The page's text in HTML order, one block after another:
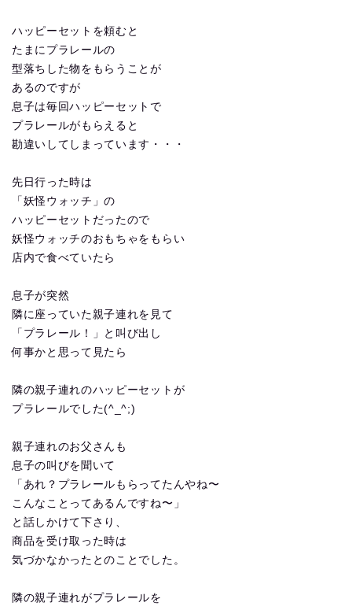
ハッピーセットを頼むと
たまにプラレールの
型落ちした物をもらうことが
あるのですが
息子は毎回ハッピーセットで
プラレールがもらえると
勘違いしてしまっています・・・
先日行った時は
「妖怪ウォッチ」の
ハッピーセットだったので
妖怪ウォッチのおもちゃをもらい
店内で食べていたら
息子が突然
隣に座っていた親子連れを見て
「プラレール！」と叫び出し
何事かと思って見たら
隣の親子連れのハッピーセットが
プラレールでした(^_^;)
親子連れのお父さんも
息子の叫びを聞いて
「あれ？プラレールもらってたんやね〜
こんなことってあるんですね〜」
と話しかけて下さり、
商品を受け取った時は
気づかなかったとのことでした。
隣の親子連れがプラレールを